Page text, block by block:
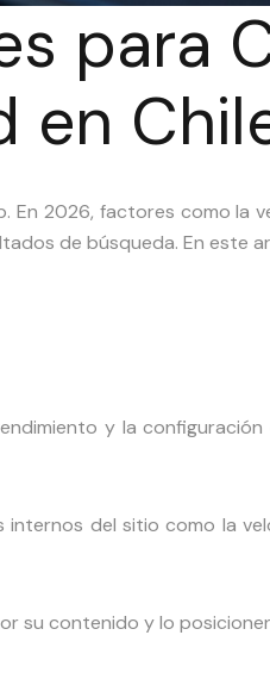
para
en
2026, factores como la
de búsqueda. En este
y la
del sitio como la
su contenido y lo